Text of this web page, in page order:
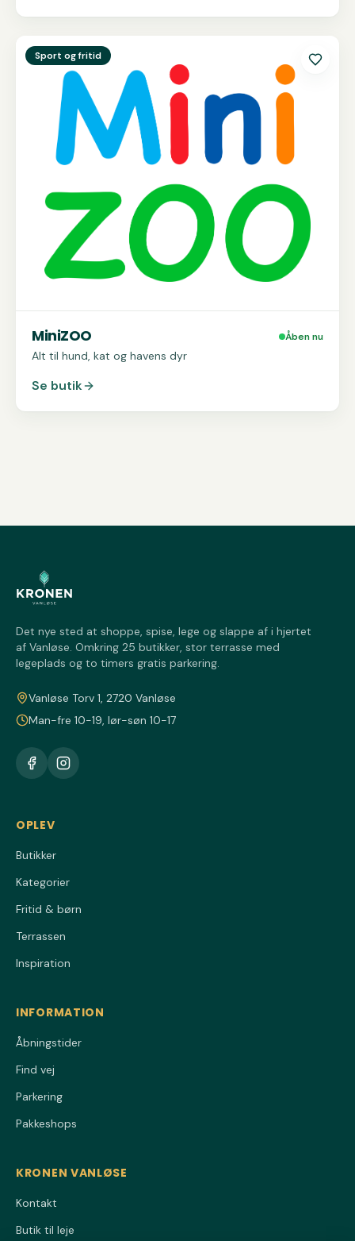
SeMiniZOO
Sport og fritid
MiniZOO Åben nu
Alt til hund, kat og havens dyr
Se butik
Det nye sted at shoppe, spise, lege og slappe af i hjertet
af Vanløse. Omkring 25 butikker, stor terrasse med
legeplads og to timers gratis parkering.
Vanløse Torv 1, 2720 Vanløse
Man-fre 10-19, lør-søn 10-17
OPLEV
Butikker
Kategorier
Fritid & børn
Terrassen
Inspiration
INFORMATION
Åbningstider
Find vej
Parkering
Pakkeshops
KRONEN VANLØSE
Kontakt
Butik til leje